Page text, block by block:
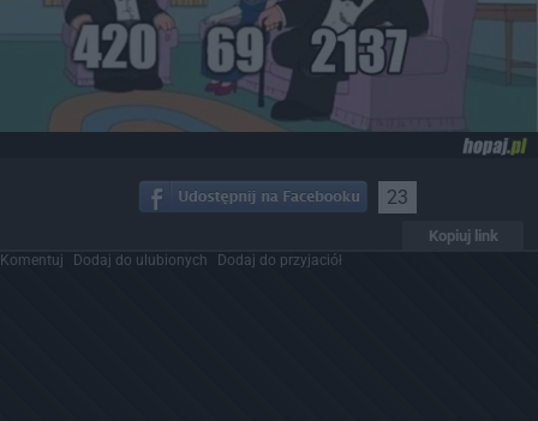
23
Kopiuj link
Komentuj Dodaj do ulubionych Dodaj do przyjaciół